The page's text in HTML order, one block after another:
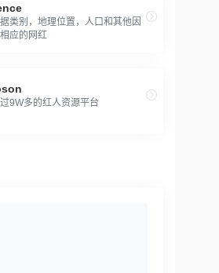
类别，地理位置，人口和其他因
应的网红
9W多的红人资源平台